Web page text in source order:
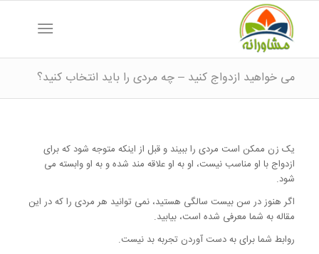
می خواهید ازدواج کنید – چه مردی را باید انتخاب کنید؟
یک زن ممکن است مردی را ببیند و قبل از اینکه متوجه شود که برای
ازدواج با او مناسب نیست، او به او علاقه مند شده و به او وابسته می
شود.
اگر هنوز در سن بیست سالگی هستید، نمی توانید هر مردی را که در این
مقاله به شما معرفی شده است، بیابید.
روابط شما برای به دست آوردن تجربه بد نیست.